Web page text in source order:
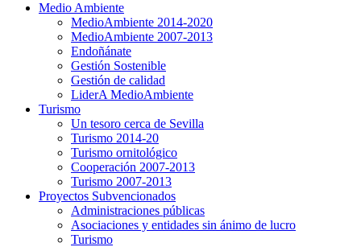
Medio Ambiente
MedioAmbiente 2014-2020
MedioAmbiente 2007-2013
Endoñánate
Gestión Sostenible
Gestión de calidad
LiderA MedioAmbiente
Turismo
Un tesoro cerca de Sevilla
Turismo 2014-20
Turismo ornitológico
Cooperación 2007-2013
Turismo 2007-2013
Proyectos Subvencionados
Administraciones públicas
Asociaciones y entidades sin ánimo de lucro
Turismo